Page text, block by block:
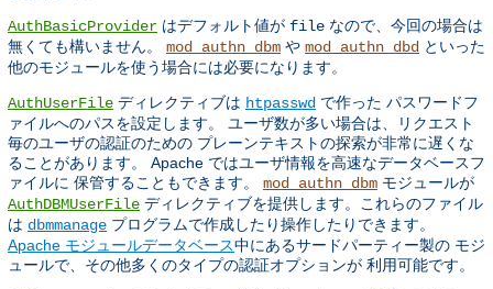
AuthBasicProvider はデフォルト値が file なので、今回の場合は
無くても構いません。 mod_authn_dbm や mod_authn_dbd といった
他のモジュールを使う場合には必要になります。
AuthUserFile ディレクティブは htpasswd で作った パスワードフ
ァイルへのパスを設定します。 ユーザ数が多い場合は、リクエスト
毎のユーザの認証のための プレーンテキストの探索が非常に遅くな
ることがあります。 Apache ではユーザ情報を高速なデータベースフ
ァイルに 保管することもできます。 mod_authn_dbm モジュールが
AuthDBMUserFile ディレクティブを提供します。これらのファイル
は dbmmanage プログラムで作成したり操作したりできます。
Apache モジュールデータベース中にあるサードパーティー製の モジ
ュールで、その他多くのタイプの認証オプションが 利用可能です。